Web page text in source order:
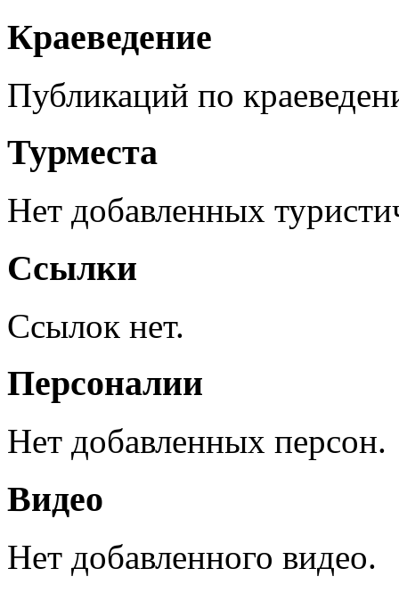
Краеведение
Публикаций по
Турместа
Нет добавленных
Ссылки
Ссылок нет.
Персоналии
Нет добавленных персон.
Видео
Нет добавленного видео.